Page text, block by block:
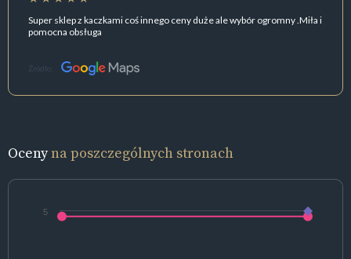
Super sklep z kaczkami coś innego ceny duże ale wybór ogromny .Miła i
pomocna obsługa
Źródło:
Ocenyna poszczególnych stronach
5